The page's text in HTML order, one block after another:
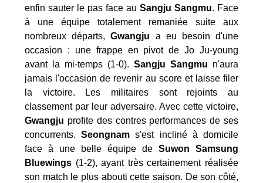
enfin sauter le pas face au Sangju Sangmu. Face
à une équipe totalement remaniée suite aux
nombreux départs,Gwangju a eu besoin d'une
occasion : une frappe en pivot de Jo Ju-young
avant la mi-temps (1-0). Sangju Sangmu n'aura
jamais l'occasion de revenir au score et laisse filer
la victoire. Les militaires sont rejoints au
classement par leur adversaire. Avec cette victoire,
Gwangju profite des contres performances de ses
concurrents.Seongnam s'est incliné à domicile
face à une belle équipe de Suwon Samsung
Bluewings (1-2), ayant très certainement réalisée
son match le plus abouti cette saison. De son côté,